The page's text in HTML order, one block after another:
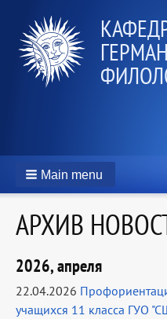
Main menu
АРХИВ
2026, апреля
22.04.2026
учащихся 11 класса ГУО